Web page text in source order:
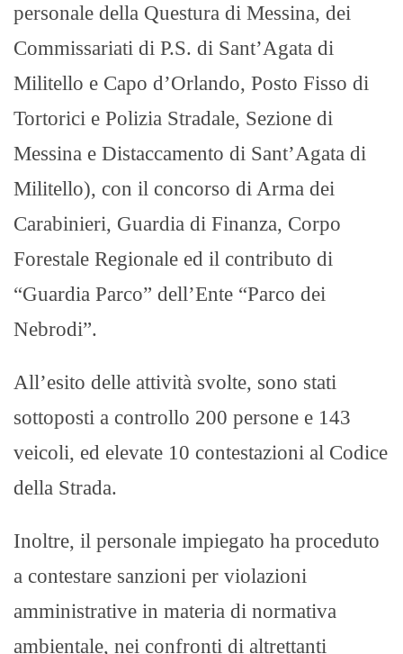
personale della Questura di Messina, dei
Commissariati di P.S. di Sant’Agata di
Militello e Capo d’Orlando, Posto Fisso di
Tortorici e Polizia Stradale, Sezione di
Messina e Distaccamento di Sant’Agata di
Militello), con il concorso di Arma dei
Carabinieri, Guardia di Finanza, Corpo
Forestale Regionale ed il contributo di
“Guardia Parco” dell’Ente “Parco dei
Nebrodi”.
All’esito delle attività svolte, sono stati
sottoposti a controllo 200 persone e 143
veicoli, ed elevate 10 contestazioni al Codice
della Strada.
Inoltre, il personale impiegato ha proceduto
a contestare sanzioni per violazioni
amministrative in materia di normativa
ambientale, nei confronti di altrettanti